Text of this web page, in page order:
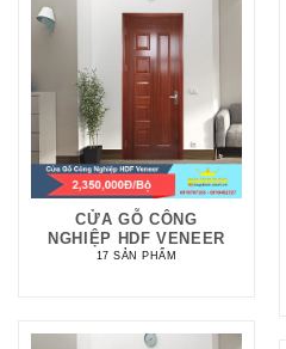
CỬA GỖ CÔNG
NGHIỆP HDF VENEER
17 SẢN PHẨM